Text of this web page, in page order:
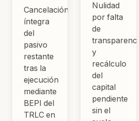
Cancelación
íntegra
del
pasivo
restante
tras la
ejecución
mediante
BEPI del
TRLC en
Nulidad
por falta
de
transparencia
y
recálculo
del
capital
pendiente
sin el